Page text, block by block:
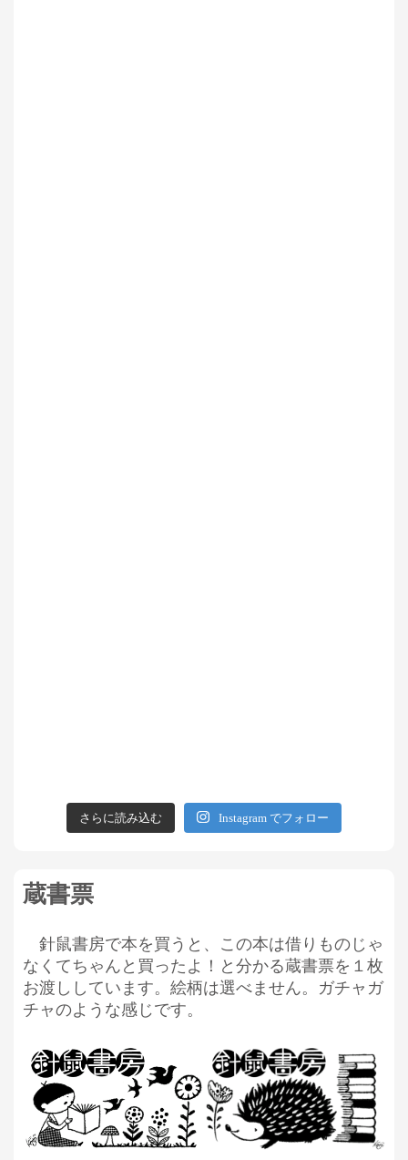
さらに読み込む Instagram でフォロー
蔵書票
針鼠書房で本を買うと、この本は借りものじゃ
なくてちゃんと買ったよ！と分かる蔵書票を１枚
お渡ししています。絵柄は選べません。ガチャガ
チャのような感じです。